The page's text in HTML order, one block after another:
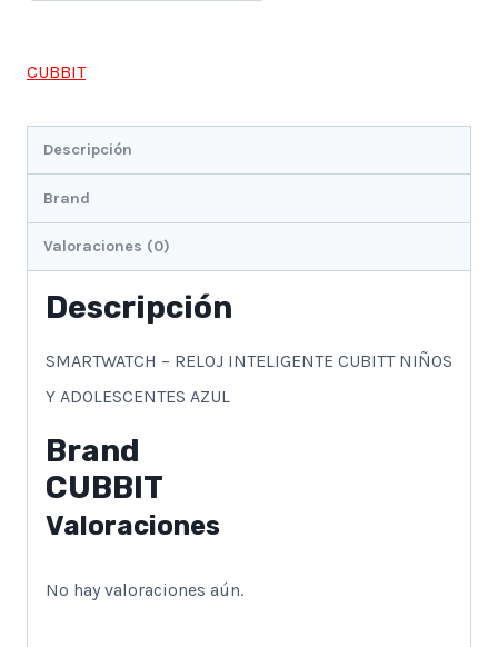
CUBBIT
Descripción
Brand
Valoraciones (0)
Descripción
SMARTWATCH – RELOJ INTELIGENTE CUBITT NIÑOS
Y ADOLESCENTES AZUL
Brand
CUBBIT
Valoraciones
No hay valoraciones aún.